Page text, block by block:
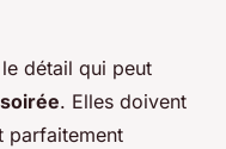
détail qui peut
. Elles doivent
parfaitement